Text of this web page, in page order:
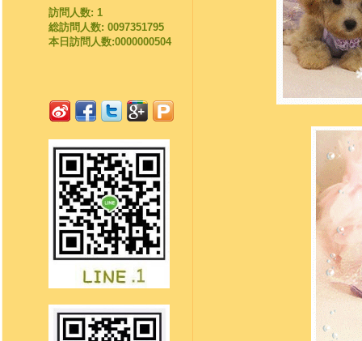
訪問人数: 1
総訪問人数: 0097351795
本日訪問人数:0000000504